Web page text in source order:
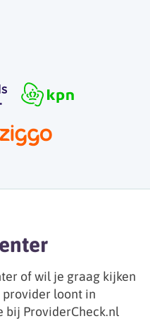
of wil je graag kijken
loont in
bij ProviderCheck.nl